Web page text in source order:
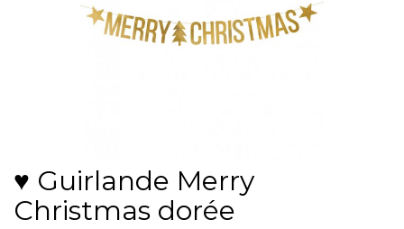
♥ Guirlande Merry
Christmas dorée